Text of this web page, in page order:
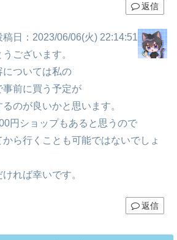
返信
稿日：2023/06/06(火) 22:14:51
ございます。
ついては私の
事前に買う予定が
のが良いかと思います。
円ショップもあると思うので
ら行くことも可能ではないでしょ
れば幸いです。
返信